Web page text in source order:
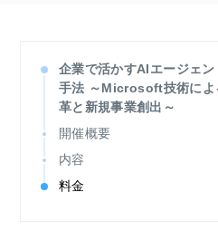
企業で活かすAIエージェン
手法 ～Microsoft技術によ
革と新規事業創出～
開催概要
内容
料金